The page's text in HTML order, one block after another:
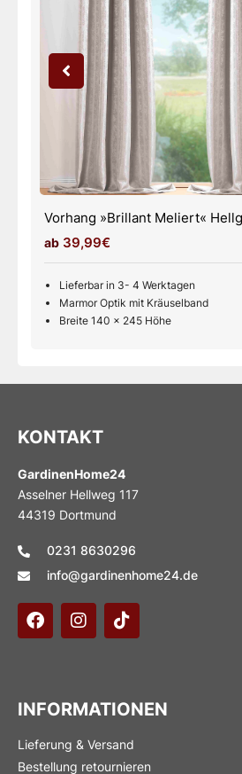
Vorhang »Brillant Meliert« Weiß
39,99€
Lieferbar in 3- 4 Werktagen
Marmor Optik mit Kräuselband
Breite 140 x 245 Höhe
KONTAKT
GardinenHome24
Asselner Hellweg 117
44319 Dortmund
0231 8630296
info@gardinenhome24.de
INFORMATIONEN
Lieferung & Versand
Bestellung retournieren